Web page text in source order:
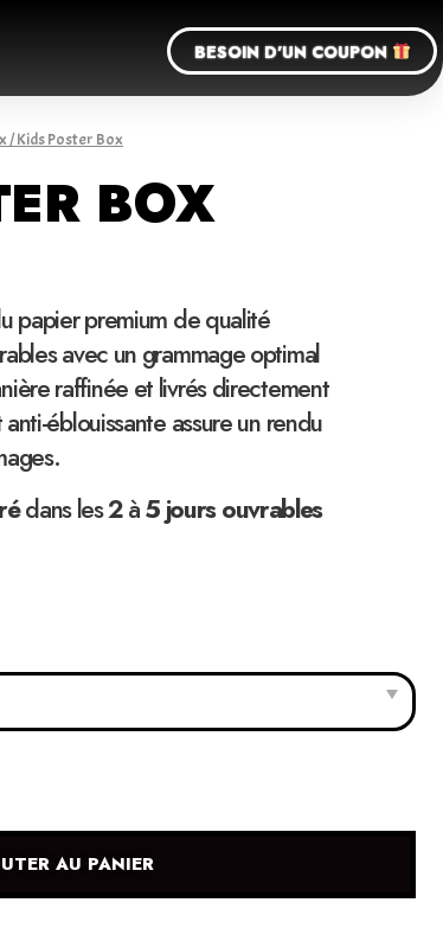
BESOIN D'UN COUPON
/ Kids Poster Box
BOX
papier premium de qualité
avec un grammage optimal
raffinée et livrés directement
éblouissante assure un rendu
dans les2à5 jours ouvrables
AU PANIER